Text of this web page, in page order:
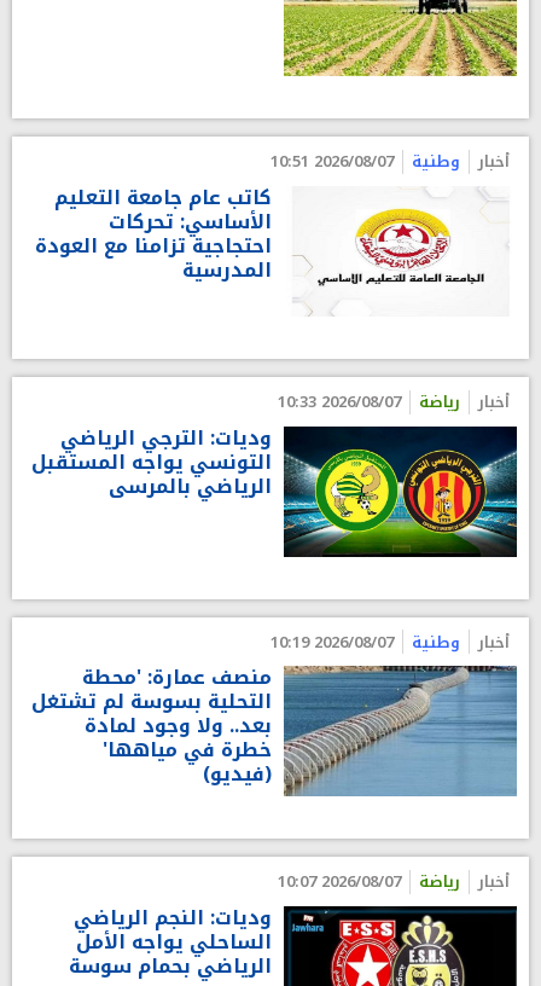
أخبار وطنية 2026/08/07 10:51
كاتب عام جامعة التعليم
الأساسي: تحركات
احتجاجية تزامنا مع العودة
المدرسية
أخبار رياضة 2026/08/07 10:33
وديات: الترجي الرياضي
التونسي يواجه المستقبل
الرياضي بالمرسى
أخبار وطنية 2026/08/07 10:19
منصف عمارة: 'محطة
التحلية بسوسة لم تشتغل
بعد.. ولا وجود لمادة
خطرة في مياهها'
(فيديو)
أخبار رياضة 2026/08/07 10:07
وديات: النجم الرياضي
الساحلي يواجه الأمل
الرياضي بحمام سوسة